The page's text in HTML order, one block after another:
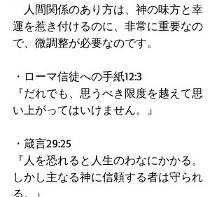
人間関係のあり方は、神の味方と幸
運を惹き付けるのに、非常に重要なの
で、微調整が必要なのです。
・ローマ信徒への手紙12:3
『だれでも、思うべき限度を越えて思
い上がってはいけません。』
・箴言29:25
『人を恐れると人生のわなにかかる。
しかし主なる神に信頼する者は守られ
る。』